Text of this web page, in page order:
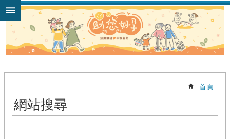
跳到主要內容區塊
首頁
網站搜尋